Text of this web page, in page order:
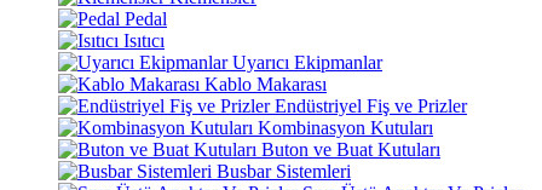
Pedal
Isıtıcı
Uyarıcı Ekipmanlar
Kablo Makarası
Endüstriyel Fiş ve Prizler
Kombinasyon Kutuları
Buton ve Buat Kutuları
Busbar Sistemleri